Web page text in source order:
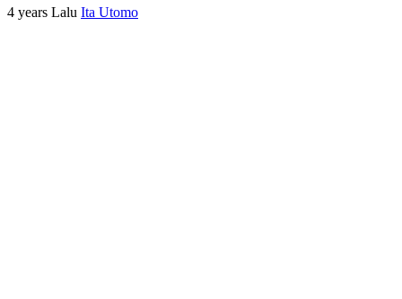
4 years Lalu Ita Utomo